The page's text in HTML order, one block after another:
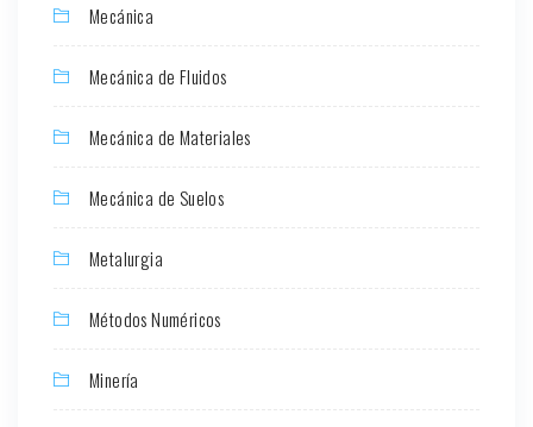
Mecánica
Mecánica de Fluidos
Mecánica de Materiales
Mecánica de Suelos
Metalurgia
Métodos Numéricos
Minería